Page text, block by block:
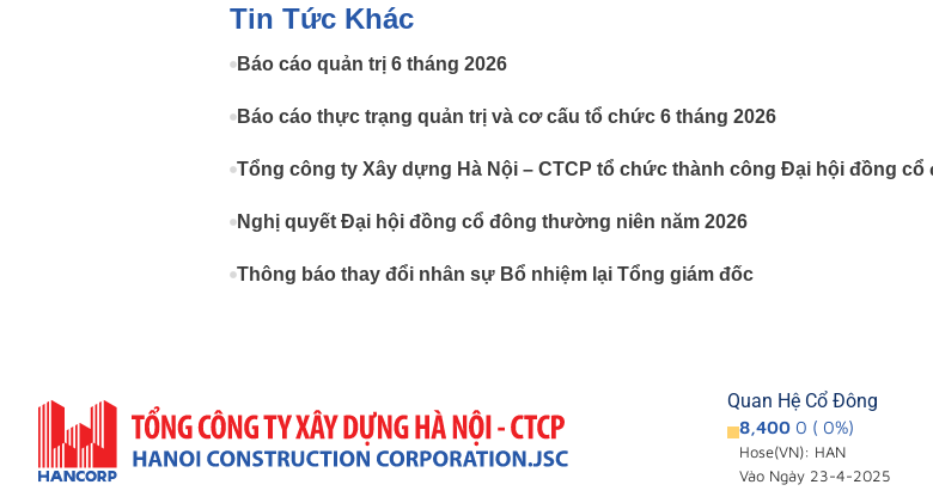
Tin Tức Khác
Báo cáo quản trị 6 tháng 2026
Báo cáo thực trạng quản trị và cơ cấu tổ chức 6 tháng 2026
Tổng công ty Xây dựng Hà Nội – CTCP tổ chức thành công Đại hội đồng
Nghị quyết Đại hội đồng cổ đông thường niên năm 2026
Thông báo thay đổi nhân sự Bổ nhiệm lại Tổng giám đốc
Quan Hệ Cổ Đông
8,400 0 ( 0%)
Hose(VN): HAN
Vào Ngày 23-4-2025